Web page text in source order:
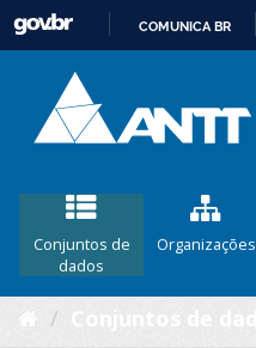
COMUNICA BR
Conjuntos de
dados
Organizações